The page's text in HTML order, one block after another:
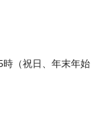
時（祝日、年末年始